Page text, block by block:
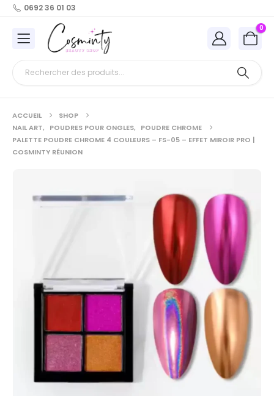
0692 36 01 03
0
ACCUEIL
SHOP
NAIL ART, POUDRES POUR ONGLES, POUDRE CHROME
PALETTE POUDRE CHROME 4 COULEURS – FS-05 – EFFET MIROIR PRO |
COSMINTY RÉUNION